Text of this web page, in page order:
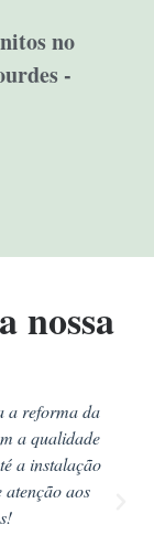
no
-
nossa
a reforma da
a qualidade
a instalação
aos